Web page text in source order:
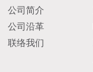
公司简介
公司沿革
联络我们